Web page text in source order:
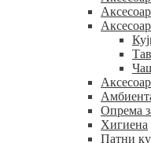
Опрема
Хигиена
Патни